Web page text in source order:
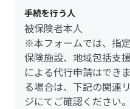
手続を行う人
被保険者本人
※本フォームでは、指
保険施設、地域包括支
による代行申請はでき
る場合は、下記の関連
ジにてご確認ください。